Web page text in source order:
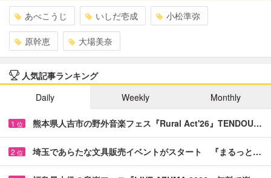
あべこうじ いしだ壱成 小松準弥
原幹恵 大場美奈
人気記事ランキング
Daily
Weekly Monthly
1 位 熊本県人吉市の野外音楽フェス『Rural Act'26』TENDOU…
2 位 埼玉であらたな文具販売イベントがスタート 『まるっと…